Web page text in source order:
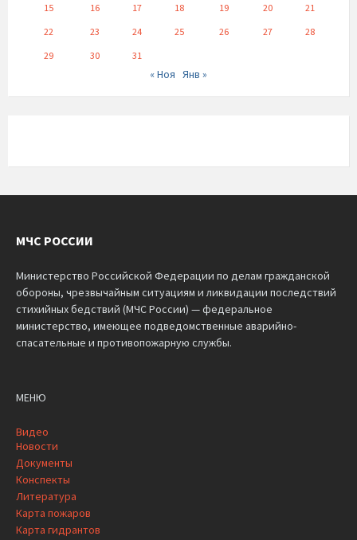
15
16 17 18 19 20
21
22
23 24 25 26 27
28
29
30 31
« Ноя Янв »
МЧС РОССИИ
Министерство Российской Федерации по делам гражданской
обороны, чрезвычайным ситуациям и ликвидации последствий
стихийных бедствий (МЧС России) — федеральное
министерство, имеющее подведомственные аварийно-
спасательные и противопожарную службы.
МЕНЮ
Видео
Новости
Документы
Конспекты
Литература
Карта пожаров
Карта гидрантов